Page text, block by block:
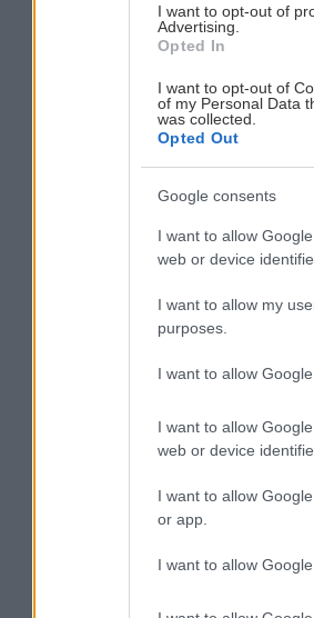
I want to opt-out of
Advertising.
Opted In
I want to opt-out of
of my Personal Data
was collected.
Opted Out
Google consents
I want to allow
web or device
I want to allow my
purposes.
I want to allow
I want to allow
web or device
I want to allow
or app.
I want to allow
Π
πρωτότυπο
Τζαβάρα,
Ένα μεγάλο
Ρήγα και το αφεντικό
ένα ανδρείκελο
πεθάνει. Χαμστεράκια σε